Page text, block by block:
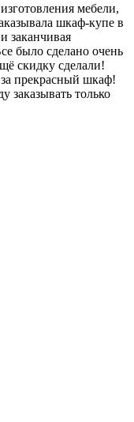
мебели,
шкаф-купе в
заканчивая
было сделано очень
скидку сделали!
за прекрасный шкаф!
заказывать только